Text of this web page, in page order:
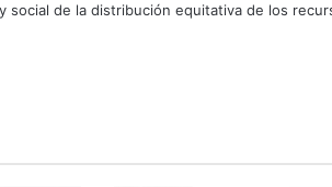
social de la distribución equitativa de los